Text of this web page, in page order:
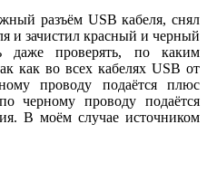
разъём USB кабеля, снял
и зачистил красный и черный
проверять, по каким
как во всех кабелях USB от
проводу подаётся плюс
черному проводу подаётся
В моём случае источником